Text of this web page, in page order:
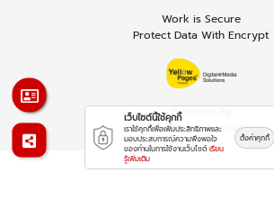
Work is Secure
Protect Data With Encrypt
Powered By
Thailand YellowPages
เว็บไซต์นี้ใช้คุกกี้
เราใช้คุกกี้เพื่อเพิ่มประสิทธิภาพและ
มอบประสบการณ์ความพึงพอใจ
ของท่านในการใช้งานเว็บไซต์ เรียน
รู้เพิ่มเติม
ตั้งค่าคุกกี้